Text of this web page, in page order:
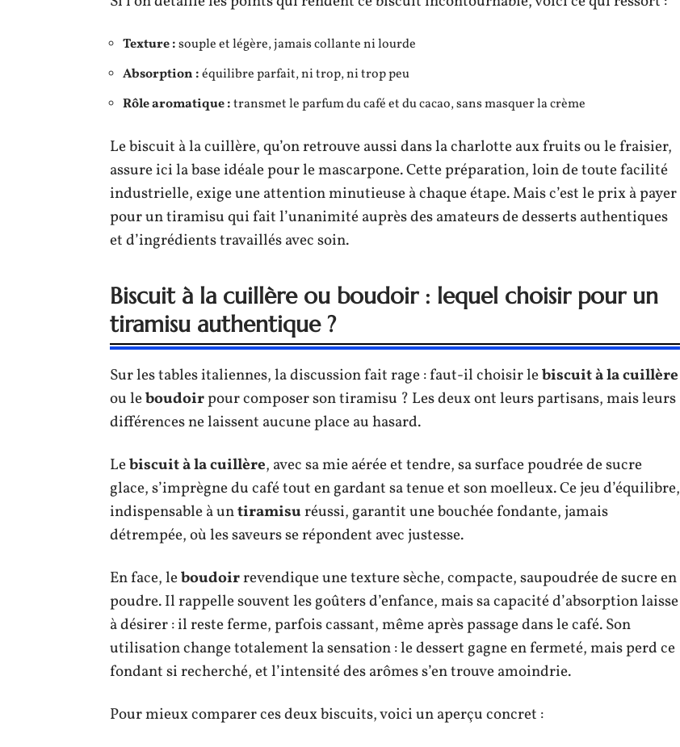
Texture :souple et légère, jamais collante ni lourde
Absorption :équilibre parfait, ni trop, ni trop peu
Rôle aromatique :transmet le parfum du café et du cacao, sans masquer la crème
Le biscuit à la cuillère, qu’on retrouve aussi dans la charlotte aux fruits ou le fraisier,
assure ici la base idéale pour le mascarpone. Cette préparation, loin de toute facilité
industrielle, exige une attention minutieuse à chaque étape. Mais c’est le prix à payer
pour un tiramisu qui fait l’unanimité auprès des amateurs de desserts authentiques
et d’ingrédients travaillés avec soin.
Biscuit à la cuillère ou boudoir : lequel choisir pour un
tiramisu authentique ?
Sur les tables italiennes, la discussion fait rage : faut-il choisir lebiscuit à la cuillère
ou leboudoirpour composer son tiramisu ? Les deux ont leurs partisans, mais leurs
différences ne laissent aucune place au hasard.
Lebiscuit à la cuillère, avec sa mie aérée et tendre, sa surface poudrée de sucre
glace, s’imprègne du café tout en gardant sa tenue et son moelleux. Ce jeu d’équilibre,
indispensable à untiramisuréussi, garantit une bouchée fondante, jamais
détrempée, où les saveurs se répondent avec justesse.
En face, leboudoirrevendique une texture sèche, compacte, saupoudrée de sucre en
poudre. Il rappelle souvent les goûters d’enfance, mais sa capacité d’absorption laisse
à désirer : il reste ferme, parfois cassant, même après passage dans le café. Son
utilisation change totalement la sensation : le dessert gagne en fermeté, mais perd ce
fondant si recherché, et l’intensité des arômes s’en trouve amoindrie.
Pour mieux comparer ces deux biscuits, voici un aperçu concret :